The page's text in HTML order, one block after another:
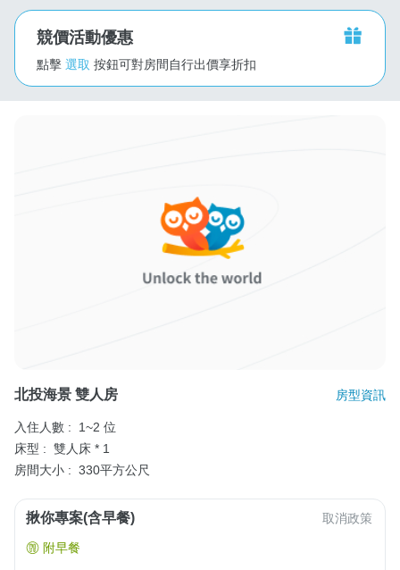
競價活動優惠
點擊 選取 按鈕可對房間自行出價享折扣
北投海景 雙人房 房型資訊
入住人數 :
1~2 位
床型 : 雙人床 * 1
房間大小 : 330平方公尺
揪你專案(含早餐) 取消政策
附早餐